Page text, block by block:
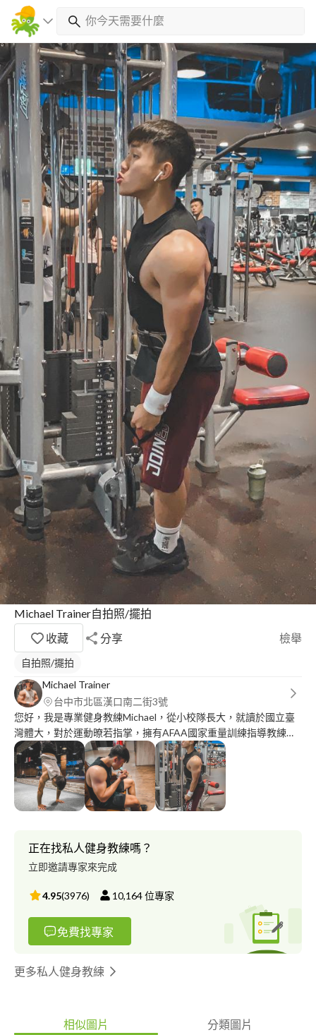
Michael Trainer自拍照/擺拍
收藏
分享 檢舉
自拍照/擺拍
Michael Trainer
台中市北區漢口南二街3號
您好，我是專業健身教練Michael，從小校隊長大，就讀於國立臺
灣體大，對於運動暸若指掌，擁有AFAA國家重量訓練指導教練，
專於減重、重量訓練、肌肉雕塑，服務熱情非常有耐心，值得您的
信賴！
正在找私人健身教練嗎？
立即邀請專家來完成
4.95(3976) 10,164位專家
免費找專家
更多私人健身教練
相似圖片 分類圖片